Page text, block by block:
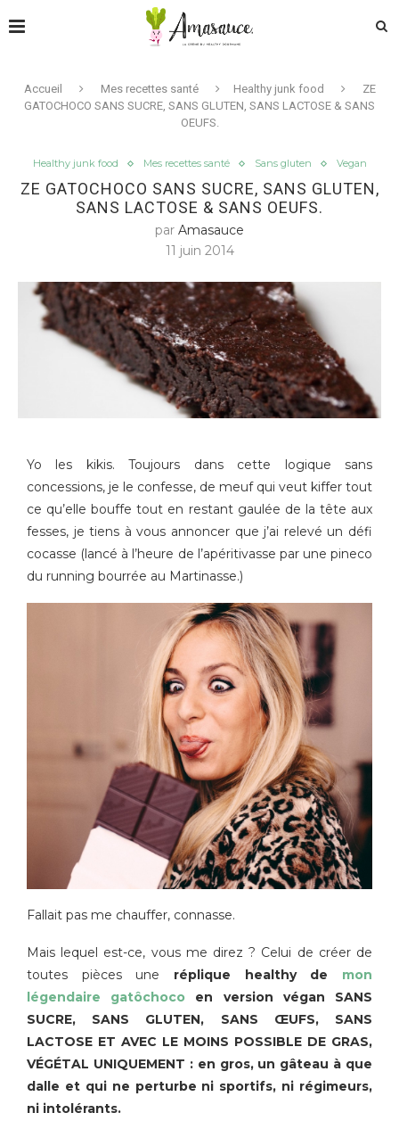
Accueil Mes recettes santé Healthy junk food
ZE
GATOCHOCO SANS SUCRE, SANS GLUTEN, SANS LACTOSE & SANS
OEUFS.
Healthy junk food Mes recettes santé Sans gluten Vegan
ZE GATOCHOCO SANS SUCRE, SANS GLUTEN,
SANS LACTOSE & SANS OEUFS.
par Amasauce
11 juin 2014
Yo les kikis. Toujours dans cette logique sans
concessions, je le confesse, de meuf qui veut kiffer tout
ce qu’elle bouffe tout en restant gaulée de la tête aux
fesses, je tiens à vous annoncer que j’ai relevé un défi
cocasse (lancé à l’heure de l’apéritivasse par une pineco
du running bourrée au Martinasse.)
Fallait pas me chauffer, connasse.
Mais lequel est-ce, vous me direz ? Celui de créer de
toutes pièces une réplique healthy de mon
légendaire gatôchoco en version végan SANS
SUCRE, SANS GLUTEN, SANS ŒUFS, SANS
LACTOSE ET AVEC LE MOINS POSSIBLE DE GRAS,
VÉGÉTAL UNIQUEMENT : en gros, un gâteau à que
dalle et qui ne perturbe ni sportifs, ni régimeurs,
ni intolérants.